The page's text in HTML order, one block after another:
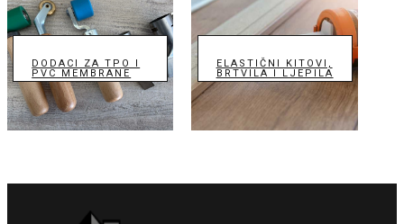
DODACI ZA TPO I
PVC MEMBRANE
ELASTIČNI KITOVI,
BRTVILA I LJEPILA